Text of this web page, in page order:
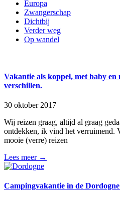
Europa
Zwangerschap
Dichtbij
Verder weg
Op wandel
Vakantie als koppel, met baby en
verschillen.
30 oktober 2017
Wij reizen graag, altijd al graag
ontdekken, ik vind het verruimend.
mooie (verre) reizen
Lees meer →
Campingvakantie in de